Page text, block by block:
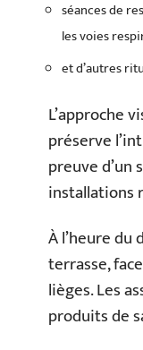
séances de
les voies
et d’autres
L’approche
préserve
preuve d’un
installations
À l’heure du
terrasse,
lièges. Les
produits de